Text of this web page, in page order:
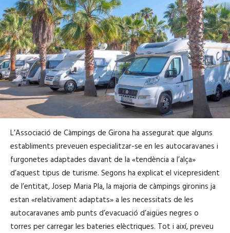
L’Associació de Càmpings de Girona ha assegurat que alguns
establiments preveuen especialitzar-se en les autocaravanes i
furgonetes adaptades davant de la «tendència a l’alça»
d’aquest tipus de turisme. Segons ha explicat el vicepresident
de l’entitat, Josep Maria Pla, la majoria de càmpings gironins ja
estan «relativament adaptats» a les necessitats de les
autocaravanes amb punts d’evacuació d’aigües negres o
torres per carregar les bateries elèctriques. Tot i així, preveu